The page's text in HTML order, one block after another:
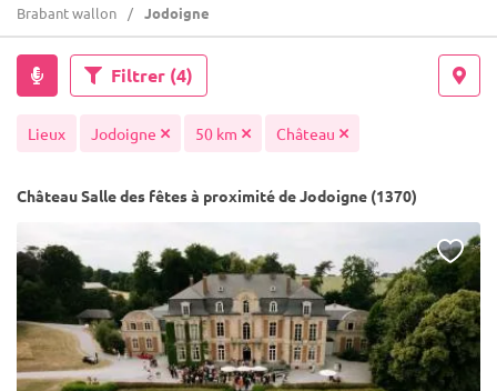
Brabant wallon
Jodoigne
Filtrer (4)
Lieux Jodoigne 50 km Château
Château Salle des fêtes à proximité de Jodoigne (1370)